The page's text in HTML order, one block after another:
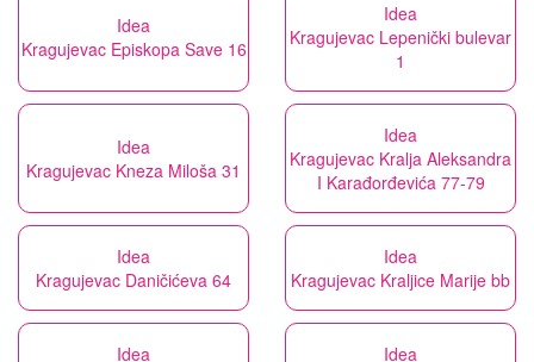
Idea
Kragujevac Episkopa Save 16
Idea
Kragujevac Lepenički bulevar
1
Idea
Kragujevac Kneza Miloša 31
Idea
Kragujevac Kralja Aleksandra
I Karađorđevića 77-79
Idea
Kragujevac Daničićeva 64
Idea
Kragujevac Kraljice Marije bb
Idea
Idea